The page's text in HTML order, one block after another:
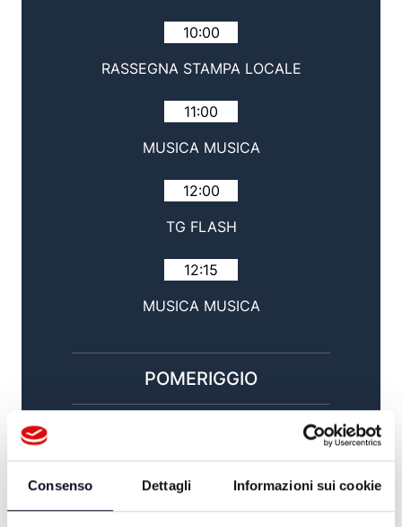
Consenso Dettagli Informazioni sui cookie
10:00
RASSEGNA STAMPA LOCALE
11:00
MUSICA MUSICA
12:00
TG FLASH
12:15
MUSICA MUSICA
POMERIGGIO
TG GIORNO / SPORT
15:00